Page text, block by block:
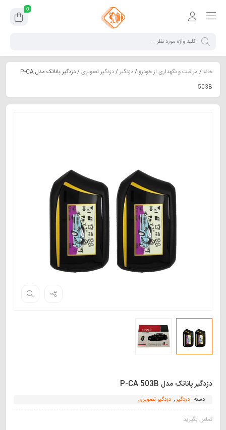
0
خانه/ مراقبت و نگهداری از خودرو/دزدگیر/دزدگیر تصویری
/ دزدگیر پاناتک مدل P-CA
503B
دزدگیر پاناتک مدل P-CA 503B
دسته: دزدگیر, دزدگیر تصویری
تماس بگیرید